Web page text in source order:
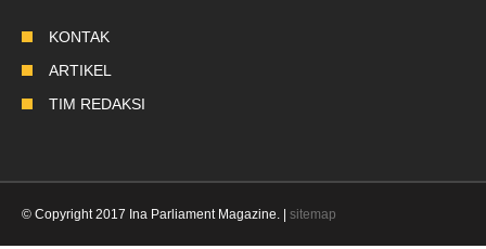
KONTAK
ARTIKEL
TIM REDAKSI
© Copyright 2017 Ina Parliament Magazine. | sitemap